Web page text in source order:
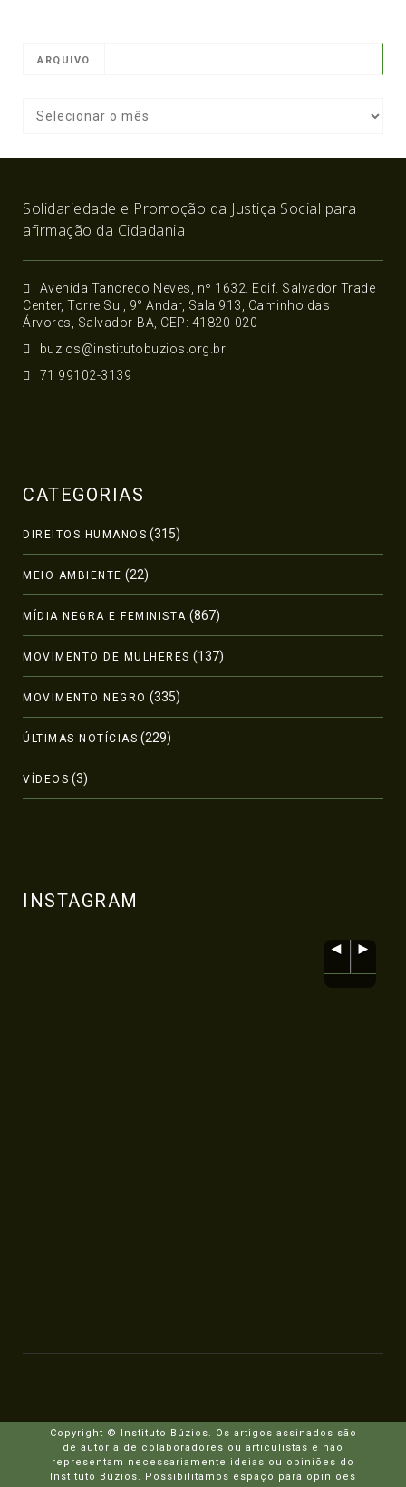
ARQUIVO
Solidariedade e Promoção da Justiça Social para
afirmação da Cidadania
Avenida Tancredo Neves, nº 1632. Edif. Salvador Trade
Center, Torre Sul, 9° Andar, Sala 913, Caminho das
Árvores, Salvador-BA, CEP: 41820-020
buzios@institutobuzios.org.br
71 99102-3139
CATEGORIAS
DIREITOS HUMANOS (315)
MEIO AMBIENTE (22)
MÍDIA NEGRA E FEMINISTA (867)
MOVIMENTO DE MULHERES (137)
MOVIMENTO NEGRO (335)
ÚLTIMAS NOTÍCIAS (229)
VÍDEOS (3)
INSTAGRAM
Copyright © Instituto Búzios. Os artigos assinados são
de autoria de colaboradores ou articulistas e não
representam necessariamente ideias ou opiniões do
Instituto Búzios. Possibilitamos espaço para opiniões